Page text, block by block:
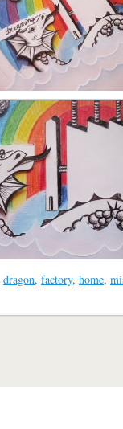
dragon, factory, home,